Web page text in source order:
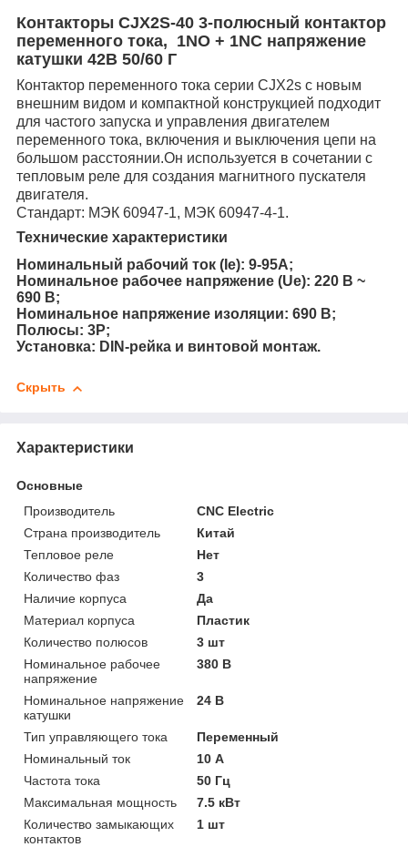
Контакторы CJX2S-40 3-полюсный контактор
переменного тока, 1NO + 1NC напряжение
катушки 42В 50/60 Г
Контактор переменного тока серии CJX2s с новым
внешним видом и компактной конструкцией подходит
для частого запуска и управления двигателем
переменного тока, включения и выключения цепи на
большом расстоянии.Он используется в сочетании с
тепловым реле для создания магнитного пускателя
двигателя.
Стандарт: МЭК 60947-1, МЭК 60947-4-1.
Технические характеристики
Номинальный рабочий ток (Ie): 9-95А;
Номинальное рабочее напряжение (Ue): 220 В ~
690 В;
Номинальное напряжение изоляции: 690 В;
Полюсы: 3P;
Установка: DIN-рейка и винтовой монтаж.
Скрыть
Характеристики
Основные
Производитель
CNC Electric
Страна производитель
Китай
Тепловое реле
Нет
Количество фаз
3
Наличие корпуса
Да
Материал корпуса
Пластик
Количество полюсов
3 шт
Номинальное рабочее
напряжение
380 В
Номинальное напряжение
катушки
24 В
Тип управляющего тока
Переменный
Номинальный ток
10 А
Частота тока
50 Гц
Максимальная мощность
7.5 кВт
Количество замыкающих
контактов
1 шт